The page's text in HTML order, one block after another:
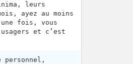
leurs
ayez au moins
une fois, vous
et c’est
personnel,